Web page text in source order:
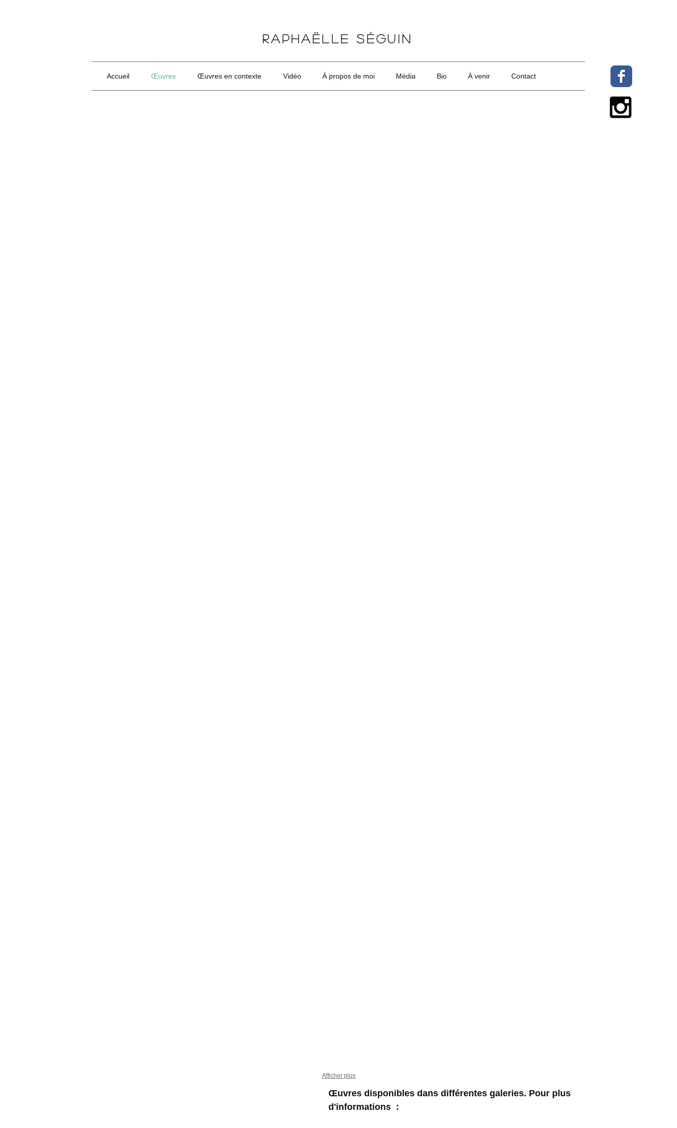
RAPHAËLLE SÉGUIN
Accueil Œuvres Œuvres en contexte Vidéo À propos de moi Média Bio À venir Contact
Afficher plus
Œuvres disponibles dans différentes galeries. Pour plus
d'informations :